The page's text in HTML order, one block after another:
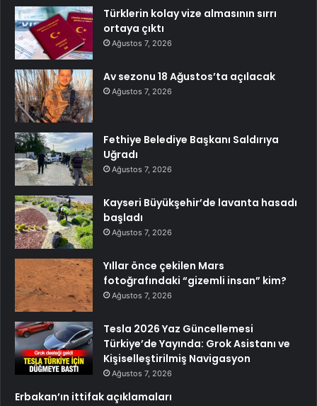
Türklerin kolay vize almasının sırrı
ortaya çıktı
Ağustos 7, 2026
Av sezonu 18 Ağustos’ta açılacak
Ağustos 7, 2026
Fethiye Belediye Başkanı Saldırıya
Uğradı
Ağustos 7, 2026
Kayseri Büyükşehir’de lavanta hasadı
başladı
Ağustos 7, 2026
Yıllar önce çekilen Mars
fotoğrafındaki “gizemli insan” kim?
Ağustos 7, 2026
Tesla 2026 Yaz Güncellemesi
Türkiye’de Yayında: Grok Asistanı ve
Kişiselleştirilmiş Navigasyon
Ağustos 7, 2026
Erbakan’ın ittifak açıklamaları